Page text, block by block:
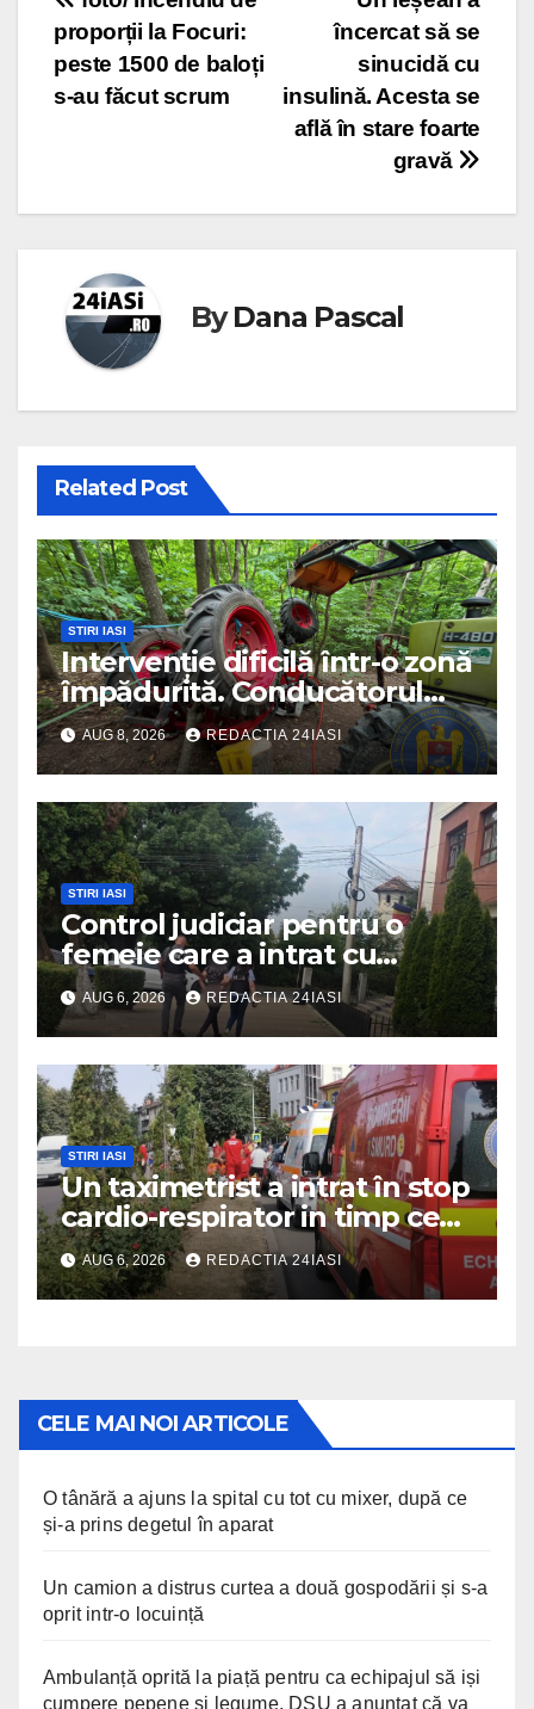
navigation
încercat să se
sinucidă cu
insulină. Acesta se
află în stare foarte
gravă
proporții la Focuri:
peste 1500 de baloți
s-au făcut scrum
ByDana Pascal
Related Post
STIRI IASI
Intervenție dificilă într-o zonă
împădurită. Conducătorul
unui tractor răsturnat, salvat
prin efortul comun al
echipajelor de intervenție
AUG 8, 2026 REDACTIA 24IASI
STIRI IASI
Control judiciar pentru o
femeie care a intrat cu
mașina într-o turmă de oi
AUG 6, 2026 REDACTIA 24IASI
STIRI IASI
Un taximetrist a intrat în stop
cardio-respirator in timp ce
se afla la volan
AUG 6, 2026 REDACTIA 24IASI
CELE MAI NOI ARTICOLE
O tânără a ajuns la spital cu tot cu mixer, după ce
și-a prins degetul în aparat
Un camion a distrus curtea a două gospodării și s-a
oprit intr-o locuință
Ambulanță oprită la piață pentru ca echipajul să iși
cumpere pepene și legume. DSU a anuntat că va